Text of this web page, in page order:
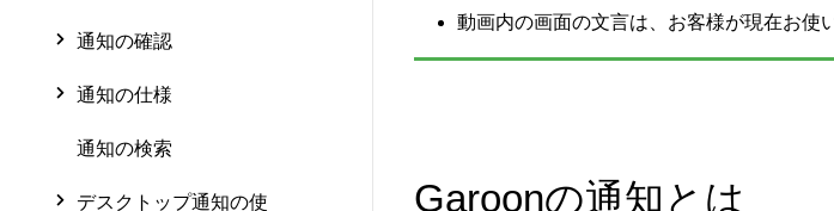
通知の確認
通知の仕様
通知の検索
デスクトップ通知の使
動画内の画面の文言は、お客様が現在お使
Garoonの通知とは